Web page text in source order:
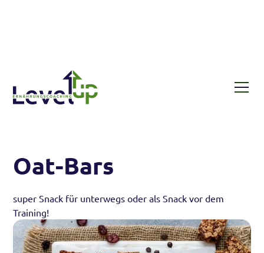
Oat-Bars
super Snack für unterwegs oder als Snack vor dem
Training!